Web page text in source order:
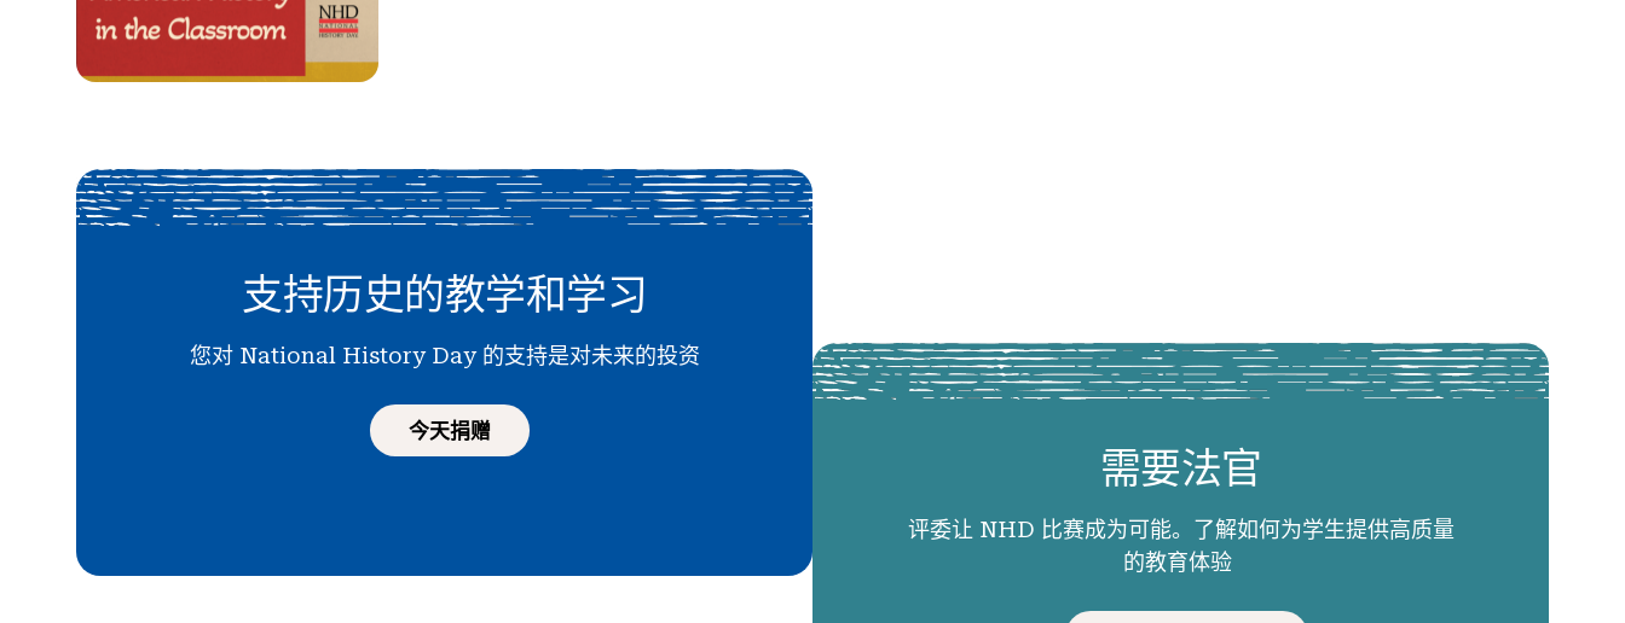
支持历史的教学和学习
您对 National History Day 的支持是对未来的投资
今天捐赠
需要法官
评委让 NHD 比赛成为可能。了解如何为学生提供高质量
的教育体验